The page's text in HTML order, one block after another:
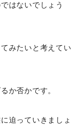
はないでしょう
みたいと考えてい
か否かです。
迫っていきましょ